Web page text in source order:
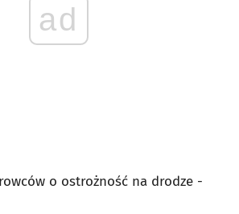
ad
o ostrożność na drodze -